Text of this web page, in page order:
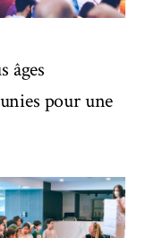
âges
pour une